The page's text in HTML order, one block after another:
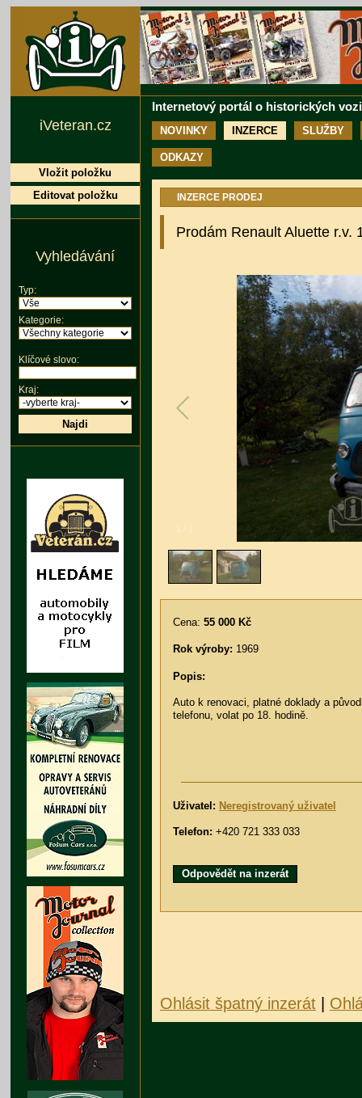
Internetový portál o historických
NOVINKY INZERCE SLUŽBY
ODKAZY
INZERCE PRODEJ
Prodám Renault Aluette r.v.
/ 2
Cena: 55 000 Kč
Rok výroby: 1969
Popis:
Auto k renovaci, platné doklady a
telefonu, volat po 18. hodině.
Uživatel: Neregistrovaný uživatel
Telefon: +420 721 333 033
Odpovědět na inzerát
Ohlásit špatný inzerát
iVeteran.cz
Vložit položku
Editovat položku
Vyhledávání
Typ:
Kategorie:
Klíčové slovo:
Kraj:
Najdi